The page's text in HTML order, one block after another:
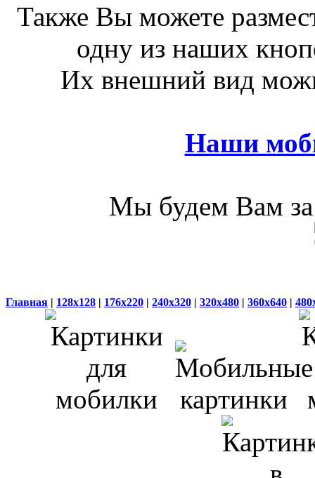
Также Вы можете
одну из наших
Их внешний вид
Наши
Мы будем Вам за
Главная | 128x128 | 176x220 | 240x320 | 320x480 | 360x640 |